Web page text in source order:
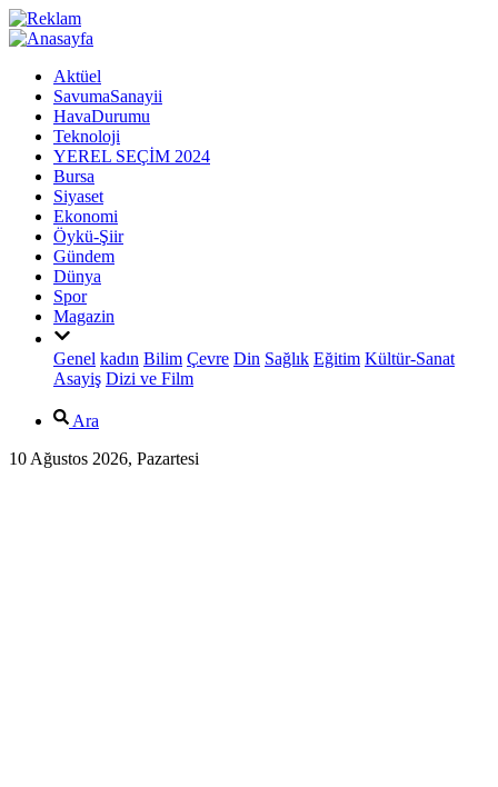
Aktüel
SavumaSanayii
HavaDurumu
Teknoloji
YEREL SEÇİM 2024
Bursa
Siyaset
Ekonomi
Öykü-Şiir
Gündem
Dünya
Spor
Magazin
Genel kadın Bilim Çevre Din Sağlık Eğitim Kültür-Sanat
Asayiş Dizi ve Film
Ara
10 Ağustos 2026, Pazartesi